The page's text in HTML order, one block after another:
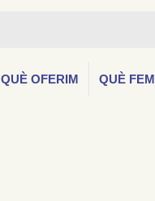
QUÈ OFERIM QUÈ FEM